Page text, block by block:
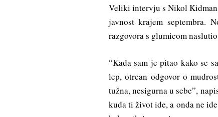
Veliki intervju s Nikol Kidman
javnost krajem septembra.
razgovora s glumicom
“Kada sam je pitao kako se
lep, otrcan odgovor o
tužna, nesigurna u sebe”,
kuda ti život ide, a onda ne